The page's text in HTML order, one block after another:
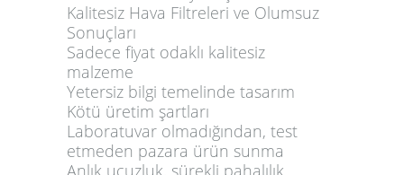
Kalitesiz Hava Filtreleri ve Olumsuz
Sonuçları
Sadece fiyat odaklı kalitesiz
malzeme
Yetersiz bilgi temelinde tasarım
Kötü üretim şartları
Laboratuvar olmadığından, test
etmeden pazara ürün sunma
Anlık ucuzluk, sürekli pahalılık